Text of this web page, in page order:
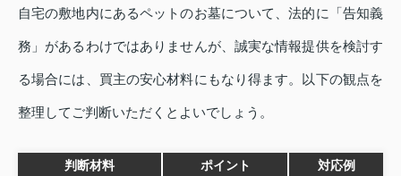
自宅の敷地内にあるペットのお墓について、法的に「告知義
務」があるわけではありませんが、誠実な情報提供を検討す
る場合には、買主の安心材料にもなり得ます。以下の観点を
整理してご判断いただくとよいでしょう。
判断材料 ポイント 対応例